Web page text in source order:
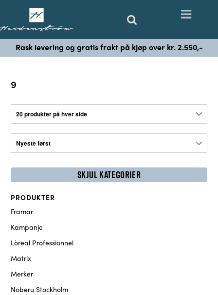
Rask levering og gratis frakt på kjøp over kr. 2.550,-
9
SKJUL KATEGORIER
PRODUKTER
Framar
Kampanje
Lòreal Professionnel
Matrix
Merker
Noberu Stockholm